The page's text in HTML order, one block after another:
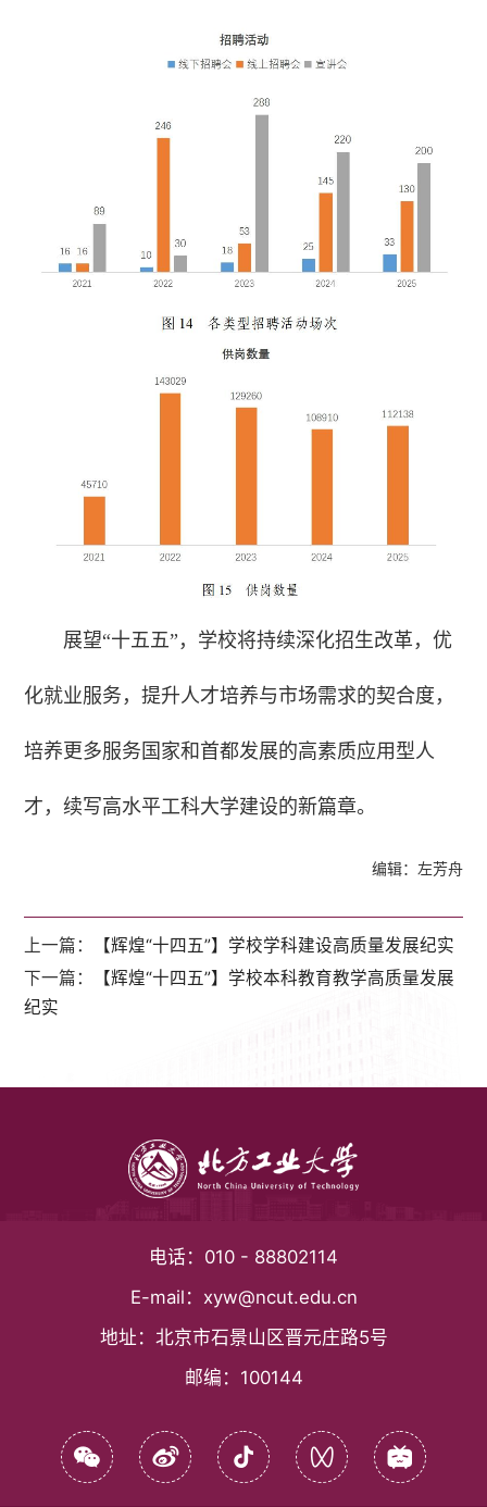
展望“十五五”，学校将持续深化招生改革，优
化就业服务，提升人才培养与市场需求的契合度，
培养更多服务国家和首都发展的高素质应用型人
才，续写高水平工科大学建设的新篇章。
编辑：左芳舟
上一篇：
【辉煌“十四五”】学校学科建设高质量发展纪实
下一篇：
【辉煌“十四五”】学校本科教育教学高质量发展
纪实
电话： 010 - 88802114
E-mail： xyw@ncut.edu.cn
地址： 北京市石景山区晋元庄路5号
邮编： 100144